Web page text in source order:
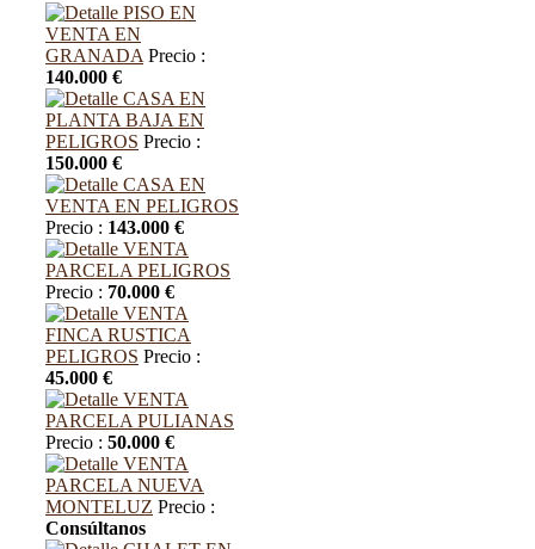
PISO EN
VENTA EN
GRANADA Precio :
140.000 €
CASA EN
PLANTA BAJA EN
PELIGROS Precio :
150.000 €
CASA EN
VENTA EN PELIGROS
Precio : 143.000 €
VENTA
PARCELA PELIGROS
Precio : 70.000 €
VENTA
FINCA RUSTICA
PELIGROS Precio :
45.000 €
VENTA
PARCELA PULIANAS
Precio : 50.000 €
VENTA
PARCELA NUEVA
MONTELUZ Precio :
Consúltanos